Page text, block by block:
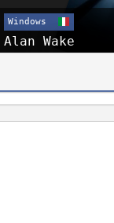
Windows
Alan Wake